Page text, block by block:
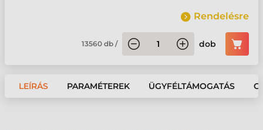
Rendelésre
13560 db / dob
LEÍRÁS PARAMÉTEREK ÜGYFÉLTÁMOGATÁS